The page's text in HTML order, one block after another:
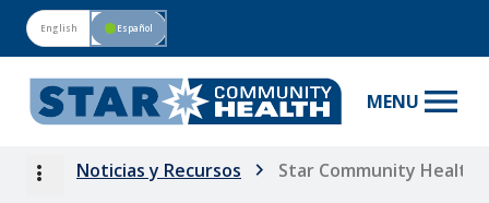
English circleEspañol
MENU menu
more_vert Noticias y Recursos Star Community Health